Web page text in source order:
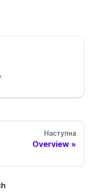
Наступна
Overview